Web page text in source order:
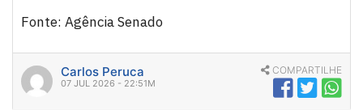
Fonte: Agência Senado
Carlos Peruca
07 JUL 2026 - 22:51M
COMPARTILHE